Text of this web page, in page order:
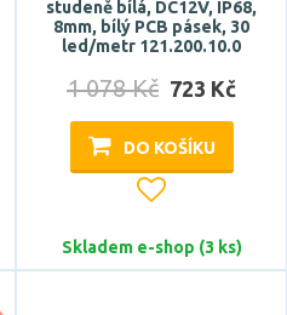
studeně bílá, DC12V, IP68,
8mm, bílý PCB pásek, 30
led/metr 121.200.10.0
1 078 Kč 723 Kč
DO KOŠÍKU
Skladem e-shop (3 ks)